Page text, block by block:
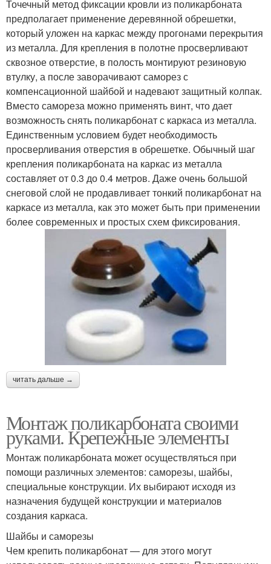
Точечный метод фиксации кровли из поликарбоната
предполагает применение деревянной обрешетки,
который уложен на каркас между прогонами перекрытия
из металла. Для крепления в полотне просверливают
сквозное отверстие, в полость монтируют резиновую
втулку, а после заворачивают саморез с
компенсационной шайбой и надевают защитный колпак.
Вместо самореза можно применять винт, что дает
возможность снять поликарбонат с каркаса из металла.
Единственным условием будет необходимость
просверливания отверстия в обрешетке. Обычный шаг
крепления поликарбоната на каркас из металла
составляет от 0.3 до 0.4 метров. Даже очень большой
снеговой слой не продавливает тонкий поликарбонат на
каркасе из металла, как это может быть при применении
более современных и простых схем фиксирования.
читать дальше →
Монтаж поликарбоната своими
руками. Крепежные элементы
Монтаж поликарбоната может осуществляться при
помощи различных элементов: саморезы, шайбы,
специальные конструкции. Их выбирают исходя из
назначения будущей конструкции и материалов
создания каркаса.
Шайбы и саморезы
Чем крепить поликарбонат — для этого могут